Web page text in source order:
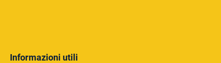
Informazioni utili